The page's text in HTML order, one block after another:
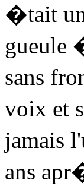
�tait
gueule
sans
voix et
jamais
ans